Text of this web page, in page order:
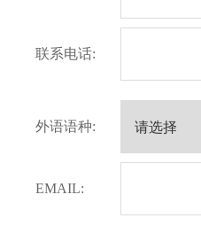
联系电话:
外语语种:
EMAIL: